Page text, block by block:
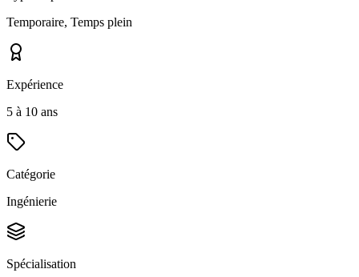
Temporaire, Temps plein
Expérience
5 à 10 ans
Catégorie
Ingénierie
Spécialisation